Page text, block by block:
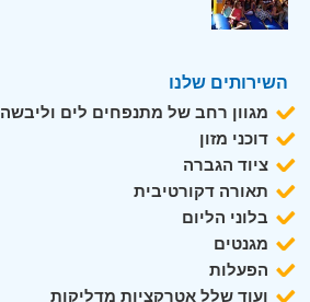
השירותים שלנו
מגוון רחב של מתנפחים לים וליבשה
דוכני מזון
ציוד הגברה
תאורה דקורטיבית
בלוני הליום
מגנטים
הפעלות
ועוד שלל אטרקציות מדליקות